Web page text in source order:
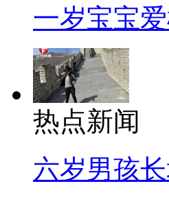
一岁宝宝
热点新闻
六岁男孩